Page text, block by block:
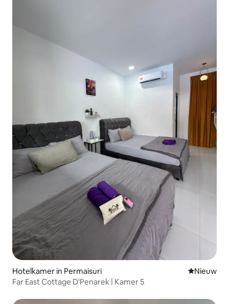
Hotelkamer in Permaisuri Nieuwe
Nieuw
Far East Cottage D'Penarek | Kamer 5